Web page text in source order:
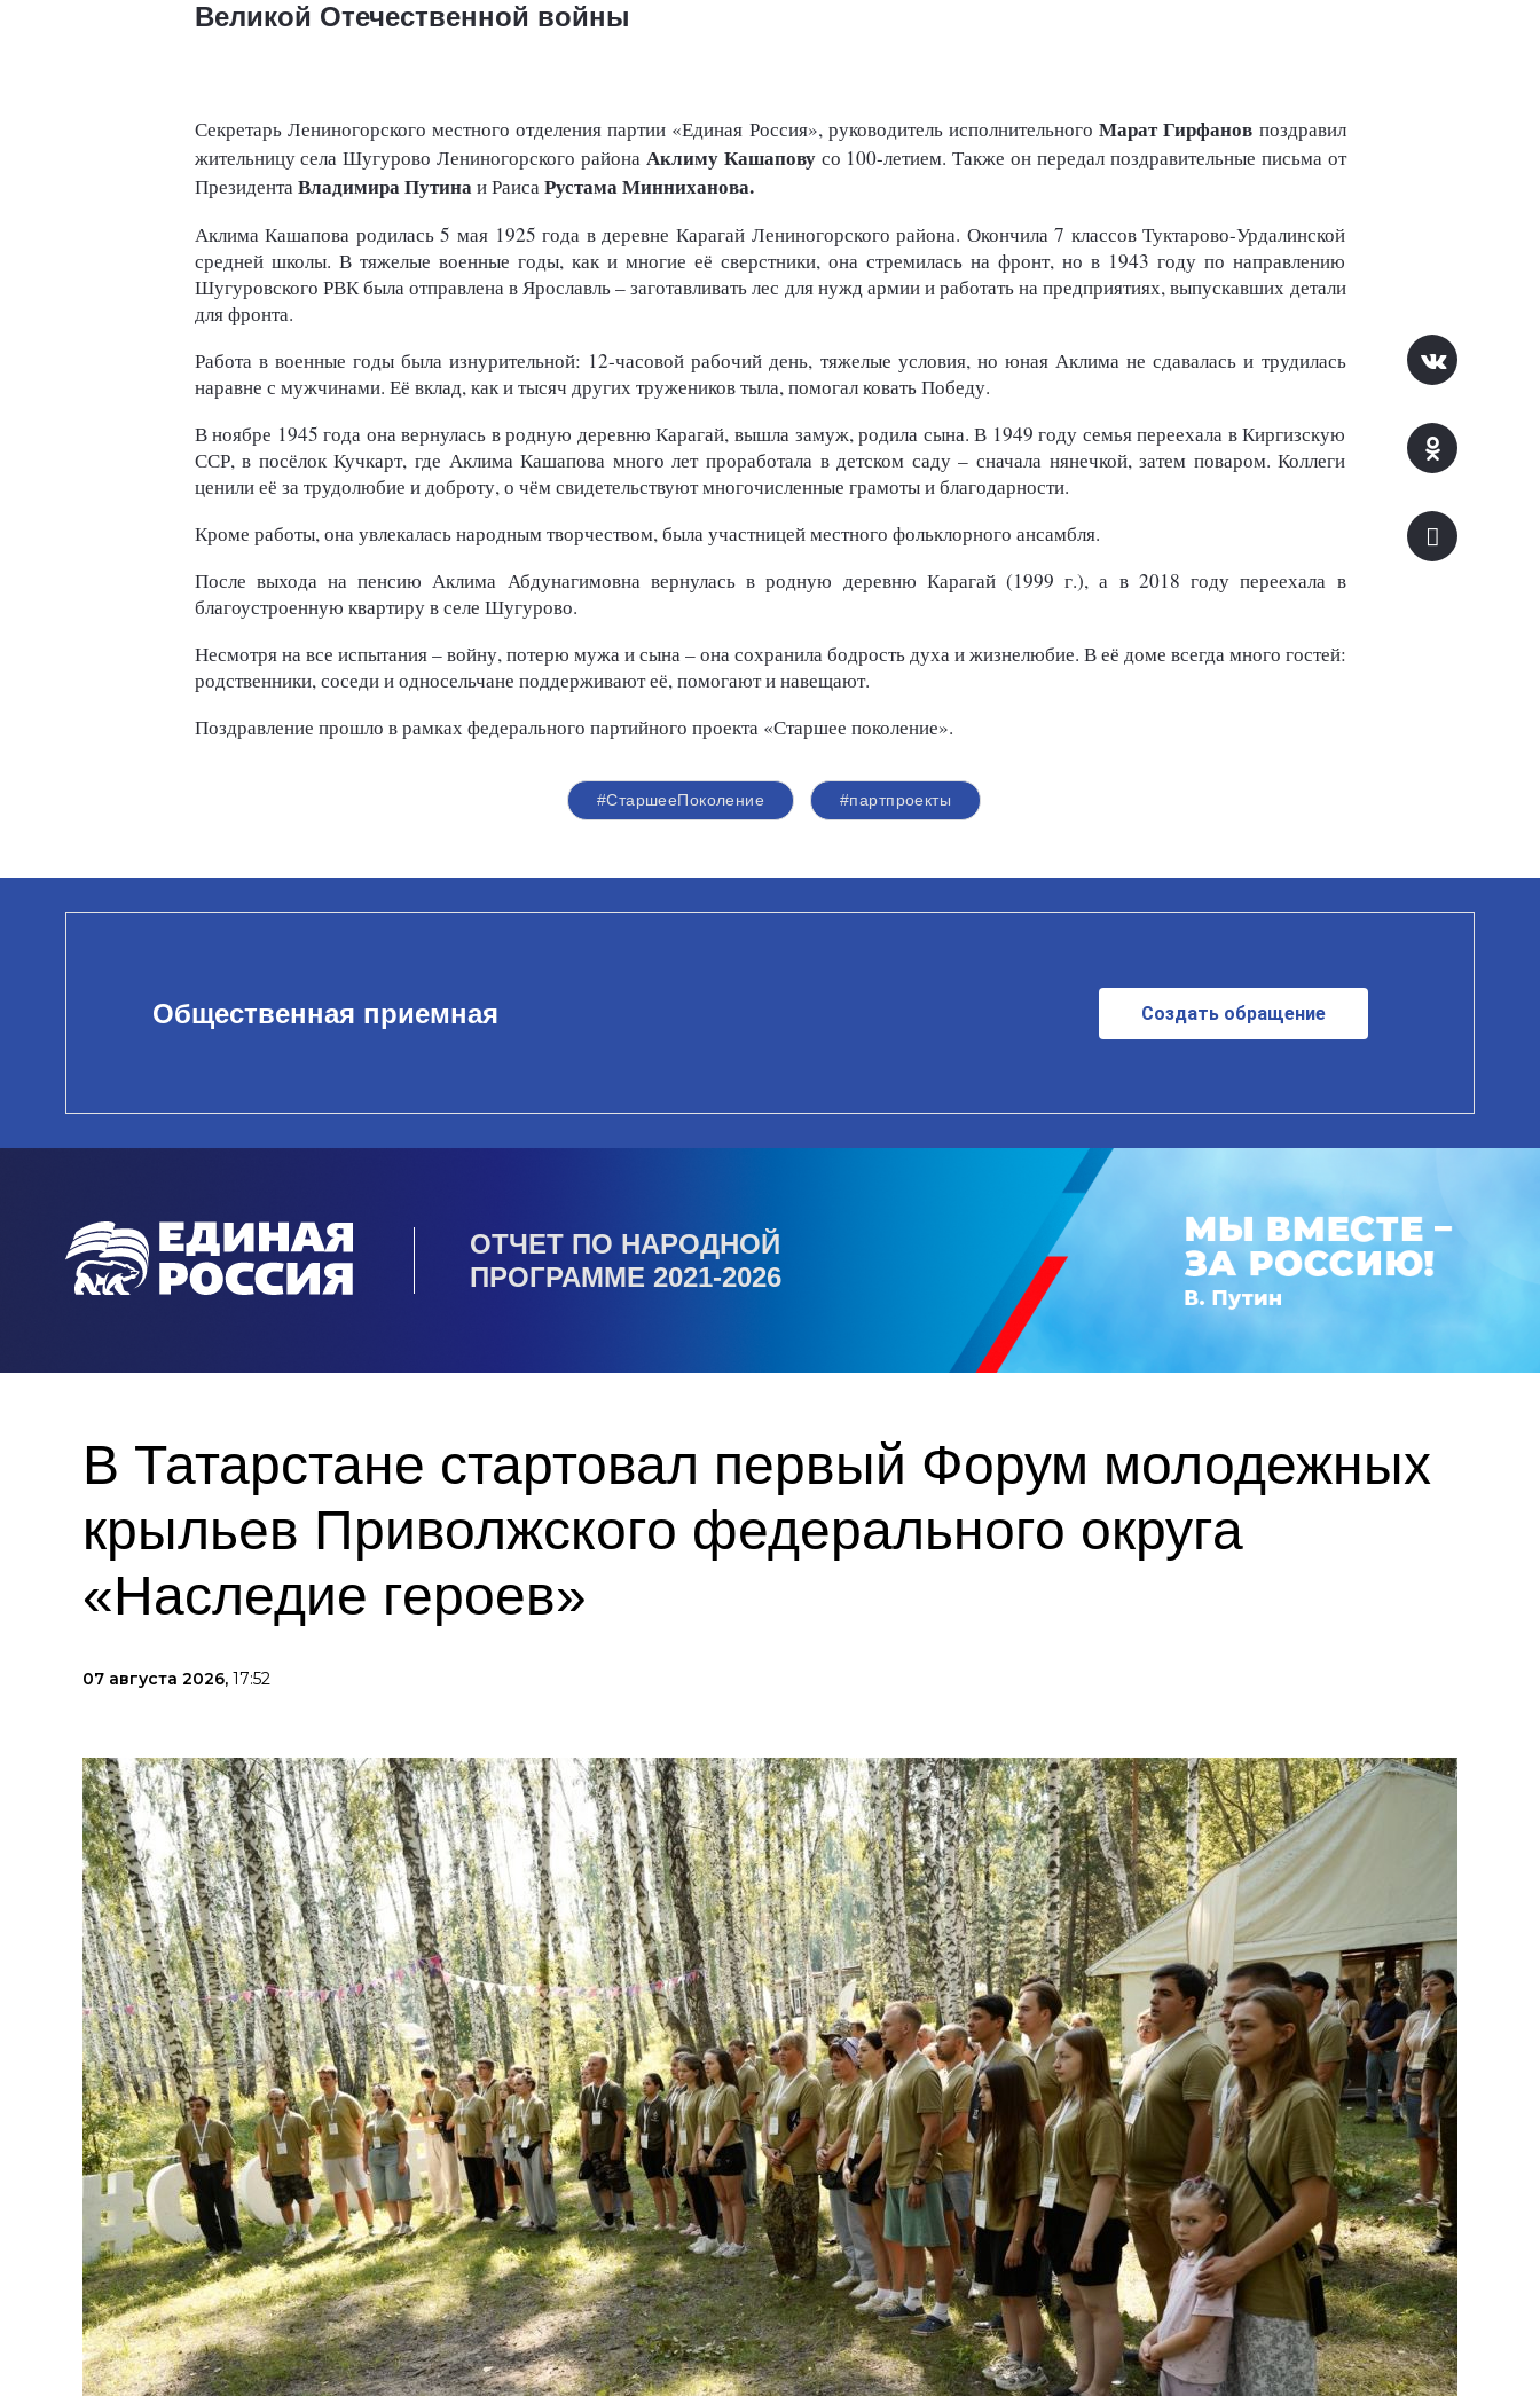
Великой Отечественной войны
Секретарь Лениногорского местного отделения партии «Единая Россия», руководитель исполнительногоМарат Гирфанов поздравил
жительницу села Шугурово Лениногорского района Аклиму Кашаповусо 100-летием. Также он передал поздравительные письма от
ПрезидентаВладимира Путинаи РаисаРустама Минниханова.
Аклима Кашапова родилась 5 мая 1925 года в деревне Карагай Лениногорского района. Окончила 7 классов Туктарово-Урдалинской
средней школы. В тяжелые военные годы, как и многие её сверстники, она стремилась на фронт, но в 1943 году по направлению
Шугуровского РВК была отправлена в Ярославль – заготавливать лес для нужд армии и работать на предприятиях, выпускавших детали
для фронта.
Работа в военные годы была изнурительной: 12-часовой рабочий день, тяжелые условия, но юная Аклима не сдавалась и трудилась
наравне с мужчинами. Её вклад, как и тысяч других тружеников тыла, помогал ковать Победу.
В ноябре 1945 года она вернулась в родную деревню Карагай, вышла замуж, родила сына. В 1949 году семья переехала в Киргизскую
ССР, в посёлок Кучкарт, где Аклима Кашапова много лет проработала в детском саду – сначала нянечкой, затем поваром. Коллеги
ценили её за трудолюбие и доброту, о чём свидетельствуют многочисленные грамоты и благодарности.
Кроме работы, она увлекалась народным творчеством, была участницей местного фольклорного ансамбля.
После выхода на пенсию Аклима Абдунагимовна вернулась в родную деревню Карагай (1999 г.), а в 2018 году переехала в
благоустроенную квартиру в селе Шугурово.
Несмотря на все испытания – войну, потерю мужа и сына – она сохранила бодрость духа и жизнелюбие. В её доме всегда много гостей:
родственники, соседи и односельчане поддерживают её, помогают и навещают.
Поздравление прошло в рамках федерального партийного проекта «Старшее поколение».
#СтаршееПоколение #партпроекты
Общественная приемная Создать обращение
ОТЧЕТ ПО НАРОДНОЙ
ПРОГРАММЕ 2021-2026
В Татарстане стартовал первый Форум молодежных
крыльев Приволжского федерального округа
«Наследие героев»
07 августа 2026, 17:52